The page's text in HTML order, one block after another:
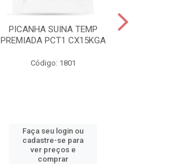
PICANHA SUINA TEMP
PREMIADA PCT1 CX15KGA
Código: 1801
Faça seu login ou
cadastre-se para
ver preços e
comprar